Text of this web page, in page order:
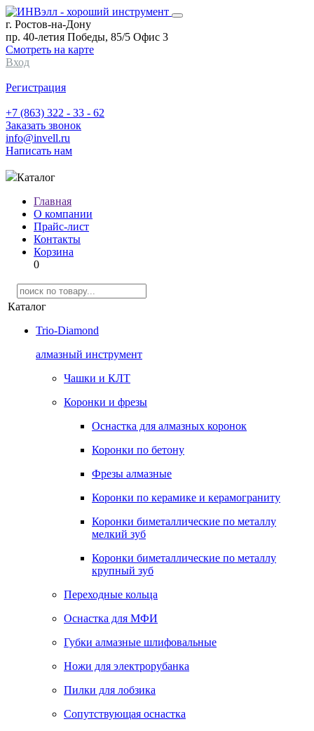
г. Ростов-на-Дону
пр. 40-летия Победы, 85/5 Офис 3
Смотреть на карте
Вход
Регистрация
+7 (863) 322 - 33 - 62
Заказать звонок
info@invell.ru
Написать нам
Каталог
Главная
О компании
Прайс-лист
Контакты
Корзина
0
Каталог
Trio-Diamond
алмазный инструмент
Чашки и КЛТ
Коронки и фрезы
Оснастка для алмазных коронок
Коронки по бетону
Фрезы алмазные
Коронки по керамике и керамограниту
Коронки биметаллические по металлу
мелкий зуб
Коронки биметаллические по металлу
крупный зуб
Переходные кольца
Оснастка для МФИ
Губки алмазные шлифовальные
Ножи для электрорубанка
Пилки для лобзика
Сопутствующая оснастка